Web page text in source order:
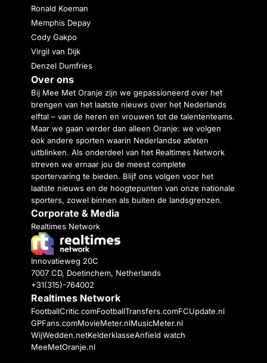
Ronald Koeman
Memphis Depay
Cody Gakpo
Virgil van Dijk
Denzel Dumfries
Over ons
Bij Mee Met Oranje zijn we gepassioneerd over het
brengen van het laatste nieuws over het Nederlands
elftal – van de heren en vrouwen tot de talententeams.
Maar we gaan verder dan alleen Oranje: we volgen
ook andere sporten waarin Nederlandse atleten
uitblinken. Als onderdeel van het Realtimes Network
streven we ernaar jou de meest complete
sportervaring te bieden. Blijf ons volgen voor het
laatste nieuws en de hoogtepunten van onze nationale
sporters, zowel binnen als buiten de landsgrenzen.
Corporate & Media
Realtimes Network
Innovatieweg 20C
7007 CD, Doetinchem, Netherlands
+31(315)-764002
Realtimes Network
FootballCritic.comFootballTransfers.comFCUpdate.nl
GPFans.comMovieMeter.nlMusicMeter.nl
WijWedden.netKelderklasseAnfield watch
MeeMetOranje.nl